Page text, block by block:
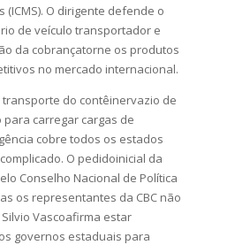
(ICMS). O dirigente defende o
de veículo transportador e
da cobrançatorne os produtos
no mercado internacional.
do contêinervazio de
para carregar cargas de
cobre todos os estados
O pedidoinicial da
Conselho Nacional de Política
os representantes da CBC não
Vascoafirma estar
governos estaduais para